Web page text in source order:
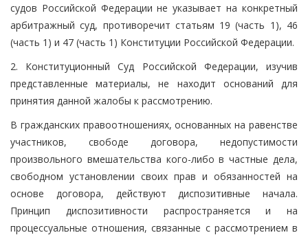
судов Российской Федерации не указывает на конкретный
арбитражный суд, противоречит статьям 19 (часть 1), 46
(часть 1) и 47 (часть 1) Конституции Российской Федерации.
2. Конституционный Суд Российской Федерации, изучив
представленные материалы, не находит оснований для
принятия данной жалобы к рассмотрению.
В гражданских правоотношениях, основанных на равенстве
участников, свободе договора, недопустимости
произвольного вмешательства кого-либо в частные дела,
свободном установлении своих прав и обязанностей на
основе договора, действуют диспозитивные начала.
Принцип диспозитивности распространяется и на
процессуальные отношения, связанные с рассмотрением в